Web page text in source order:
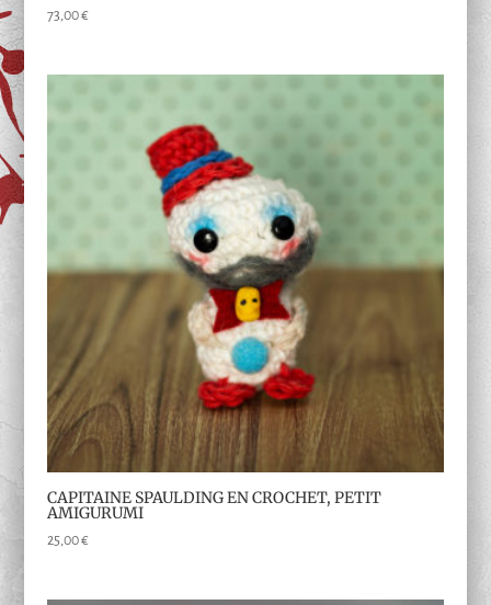
73,00€
CAPITAINE SPAULDING EN CROCHET, PETIT
AMIGURUMI
25,00€